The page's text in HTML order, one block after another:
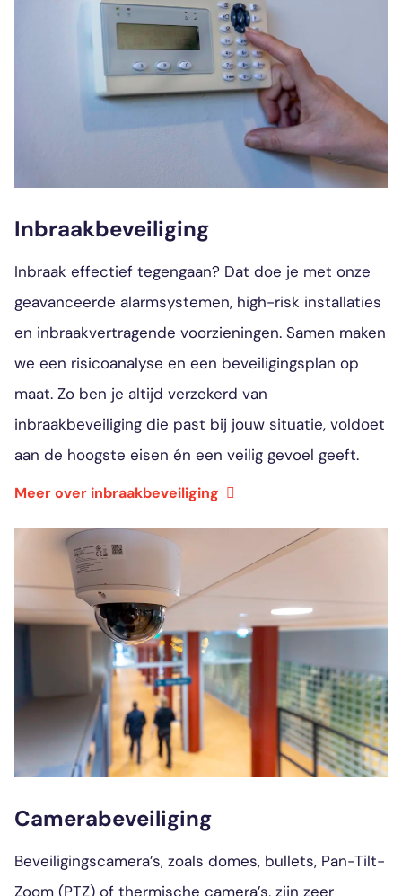
Inbraakbeveiliging
Inbraak effectief tegengaan? Dat doe je met onze
geavanceerde alarmsystemen, high-risk installaties
en inbraakvertragende voorzieningen. Samen maken
we een risicoanalyse en een beveiligingsplan op
maat. Zo ben je altijd verzekerd van
inbraakbeveiliging die past bij jouw situatie, voldoet
aan de hoogste eisen én een veilig gevoel geeft.
Meer over inbraakbeveiliging
Camerabeveiliging
Beveiligingscamera’s, zoals domes, bullets, Pan-Tilt-
Zoom (PTZ) of thermische camera’s, zijn zeer